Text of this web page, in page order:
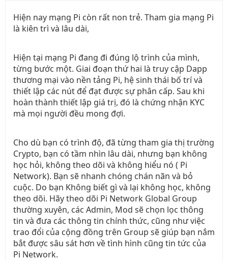
Hiện nay mạng Pi còn rất non trẻ. Tham gia mạng Pi
là kiên trì và lâu dài,
Hiện tại mạng Pi đang đi đúng lộ trình của mình,
từng bước một. Giai đoạn thứ hai là truy cập Dapp
thương mại vào nền tảng Pi, hệ sinh thái bố trí và
thiết lập các nút để đạt được sự phân cấp. Sau khi
hoàn thành thiết lập giá trị, đó là chứng nhận KYC
mà mọi người đều mong đợi.
Cho dù bạn có trình độ, đã từng tham gia thị trường
Crypto, bạn có tầm nhìn lâu dài, nhưng bạn không
học hỏi, không theo dõi và không hiểu nó ( Pi
Network). Bạn sẽ nhanh chóng chán nãn và bỏ
cuộc. Do bạn Không biết gì và lại không học, không
theo dõi. Hãy theo dõi Pi Network Global Group
thường xuyên, các Admin, Mod sẽ chọn lọc thông
tin và đưa các thông tin chính thức, cũng như việc
trao đổi của cộng đồng trên Group sẽ giúp bạn nắm
bắt được sâu sát hơn về tình hình cũng tin tức của
Pi Network.